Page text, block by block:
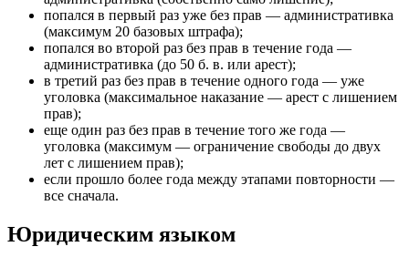
попался в первый раз уже без прав — административка
(максимум 20 базовых штрафа);
попался во второй раз без прав в течение года —
административка (до 50 б. в. или арест);
в третий раз без прав в течение одного года — уже
уголовка (максимальное наказание — арест с лишением
прав);
еще один раз без прав в течение того же года —
уголовка (максимум — ограничение свободы до двух
лет с лишением прав);
если прошло более года между этапами повторности —
все сначала.
Юридическим языком